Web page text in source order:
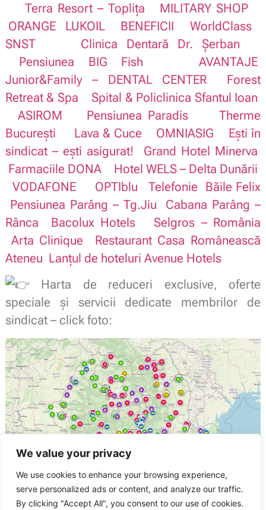
We value your privacy
We use cookies to enhance your browsing experience,
serve personalized ads or content, and analyze our traffic.
By clicking "Accept All", you consent to our use of cookies.
Terra Resort – Toplița
MILITARY SHOP
ORANGE
LUKOIL BENEFICII
WorldClass
SNST
Clinica Dentară Dr. Șerban
Pensiunea BIG Fish
AVANTAJE
Junior&Family – DENTAL CENTER
Forest
Retreat & Spa
Spital & Policlinica Sfantul Ioan
ASIROM
Pensiunea Paradis
Therme
București
Lava & Cuce OMNIASIG
Ești în
sindicat – ești asigurat!
Grand Hotel Minerva
Farmaciile DONA
Hotel WELS – Delta Dunării
VODAFONE
OPTIblu Telefonie
Băile Felix
Pensiunea Parâng – Tg.Jiu
Cabana Parâng –
Rânca
Bacolux Hotels
Selgros – România
Arta Clinique
Restaurant Casa Românească
Ateneu Lanțul de hoteluri Avenue Hotels
Harta de reduceri exclusive, oferte
speciale și servicii dedicate membrilor de
sindicat – click foto:
Sindicatul Național Sport și Tineret: SNST a înregistrat un nou Contract
colectiv de muncă la ITM Mehedinți